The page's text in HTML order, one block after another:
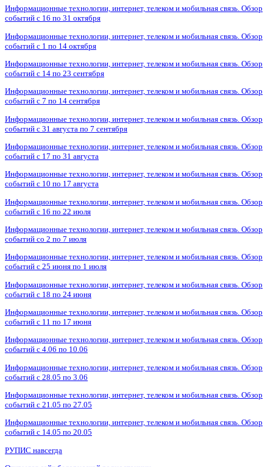
Информационные технологии, интернет, телеком и мобильная связь. Обзор
событий с 16 по 31 октября
Информационные технологии, интернет, телеком и мобильная связь. Обзор
событий с 1 по 14 октября
Информационные технологии, интернет, телеком и мобильная связь. Обзор
событий с 14 по 23 сентября
Информационные технологии, интернет, телеком и мобильная связь. Обзор
событий с 7 по 14 сентября
Информационные технологии, интернет, телеком и мобильная связь. Обзор
событий с 31 августа по 7 сентября
Информационные технологии, интернет, телеком и мобильная связь. Обзор
событий с 17 по 31 августа
Информационные технологии, интернет, телеком и мобильная связь. Обзор
событий с 10 по 17 августа
Информационные технологии, интернет, телеком и мобильная связь. Обзор
событий с 16 по 22 июля
Информационные технологии, интернет, телеком и мобильная связь. Обзор
событий со 2 по 7 июля
Информационные технологии, интернет, телеком и мобильная связь. Обзор
событий с 25 июня по 1 июля
Информационные технологии, интернет, телеком и мобильная связь. Обзор
событий с 18 по 24 июня
Информационные технологии, интернет, телеком и мобильная связь. Обзор
событий с 11 по 17 июня
Информационные технологии, интернет, телеком и мобильная связь. Обзор
событий с 4.06 по 10.06
Информационные технологии, интернет, телеком и мобильная связь. Обзор
событий с 28.05 по 3.06
Информационные технологии, интернет, телеком и мобильная связь. Обзор
событий с 21.05 по 27.05
Информационные технологии, интернет, телеком и мобильная связь. Обзор
событий с 14.05 по 20.05
РУПИС навсегда